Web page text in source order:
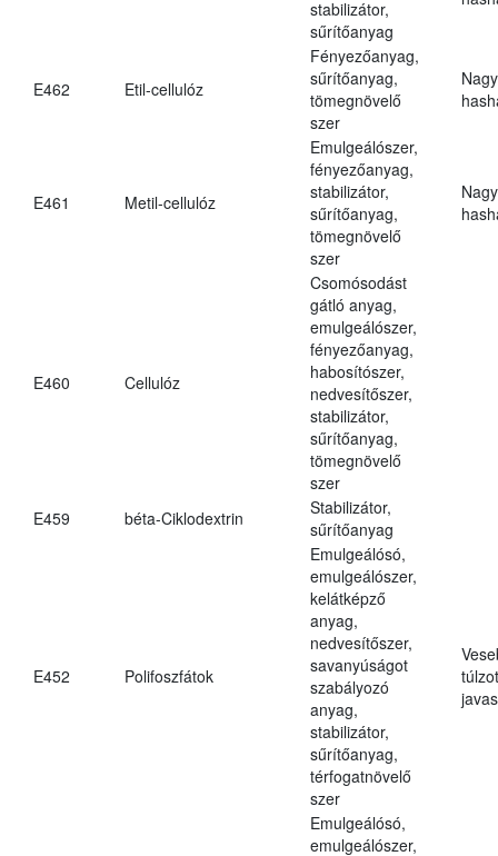
stabilizátor,
sűrítőanyag
E462 Etil-cellulóz
Fényezőanyag,
sűrítőanyag,
tömegnövelő
szer
E461 Metil-cellulóz
Emulgeálószer,
fényezőanyag,
stabilizátor,
sűrítőanyag,
tömegnövelő
szer
E460 Cellulóz
Csomósodást
gátló anyag,
emulgeálószer,
fényezőanyag,
habosítószer,
nedvesítőszer,
stabilizátor,
sűrítőanyag,
tömegnövelő
szer
E459
béta-Ciklodextrin
Stabilizátor,
sűrítőanyag
E452 Polifoszfátok
Emulgeálósó,
emulgeálószer,
kelátképző
anyag,
nedvesítőszer,
savanyúságot
szabályozó
anyag,
stabilizátor,
sűrítőanyag,
térfogatnövelő
szer
Emulgeálósó,
emulgeálószer,